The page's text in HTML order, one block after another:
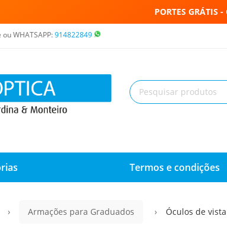
PORTES GRÁTIS -
ou WHATSAPP:914822849
Termos e condições
Armações para Graduados Óculos de